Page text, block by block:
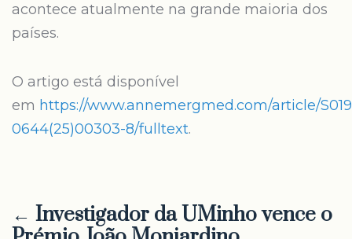
acontece atualmente na grande maioria dos
países.
O artigo está disponível
em https://www.annemergmed.com/article/
0644(25)00303-8/fulltext.
← Investigador da UMinho vence o